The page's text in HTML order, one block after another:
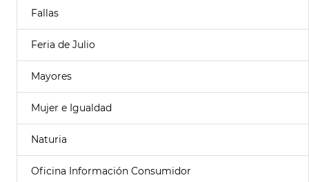
Fallas
Feria de Julio
Mayores
Mujer e Igualdad
Naturia
Oficina Información Consumidor